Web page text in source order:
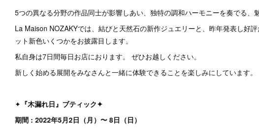
5つの異なる分野の作品同士が影響しあい、独特の調和ハーモニーを奏でる、
La Maison NOZAKYでは、結びと天然石の新作ジュエリーと、昨年発表し好
ット新色いくつかをお披露目します。
私自身は7日間毎日お店におります。 ぜひお越しください。
新しく始める展開をみなさんと一緒に体験できることを楽しみにしています。
✦ 『木漏れ日』ブティック✦
期間 : 2022年5月2日（月）〜 8日（日）